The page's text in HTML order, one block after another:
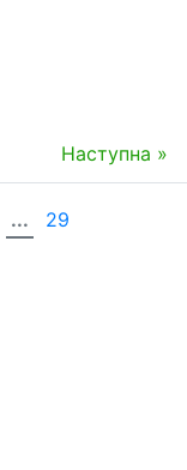
Наступна »
... 29